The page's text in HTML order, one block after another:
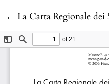
← Return to Article
La Carta Regionale dei Suoli della Basilicata: modelli